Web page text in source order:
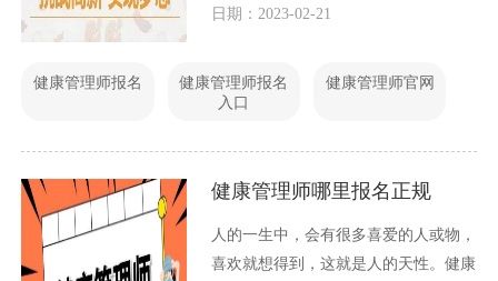
名入口官网的相关信息。
日期：2023-02-21
健康管理师报名
健康管理师报名
入口
健康管理师官网
健康管理师哪里报名正规
人的一生中，会有很多喜爱的人或物，
喜欢就想得到，这就是人的天性。健康